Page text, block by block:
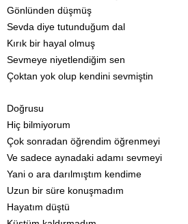
Gönlünden düşmüş
Sevda diye tutunduğum dal
Kırık bir hayal olmuş
Sevmeye niyetlendiğim sen
Çoktan yok olup kendini sevmiştin
Doğrusu
Hiç bilmiyorum
Çok sonradan öğrendim öğrenmeyi
Ve sadece aynadaki adamı sevmeyi
Yani o ara darılmıştım kendime
Uzun bir süre konuşmadım
Hayatım düştü